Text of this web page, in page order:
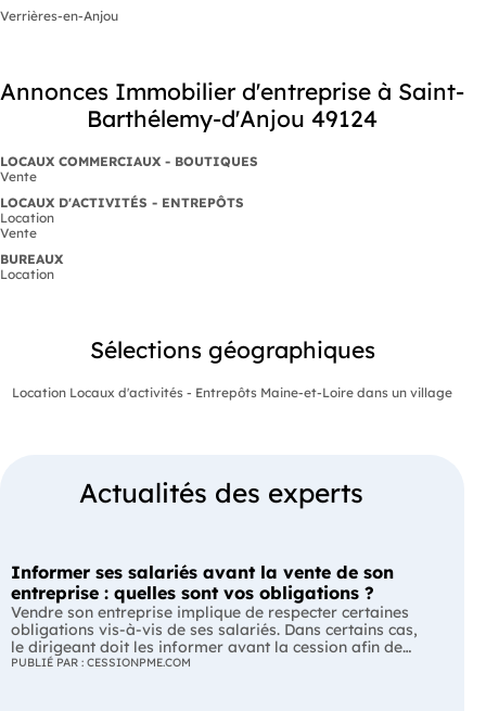
Verrières-en-Anjou
Annonces Immobilier d'entreprise à Saint-
Barthélemy-d'Anjou 49124
LOCAUX COMMERCIAUX - BOUTIQUES
Vente
LOCAUX D'ACTIVITÉS - ENTREPÔTS
Location
Vente
BUREAUX
Location
Sélections géographiques
Location Locaux d'activités - Entrepôts Maine-et-Loire dans un village
Actualités des experts
Informer ses salariés avant la vente de son
entreprise : quelles sont vos obligations ?
Vendre son entreprise implique de respecter certaines
obligations vis-à-vis de ses salariés. Dans certains cas,
le dirigeant doit les informer avant la cession afin de
leur permettre, s'ils le souhaitent, de présenter une offre
PUBLIÉ PAR : CESSIONPME.COM